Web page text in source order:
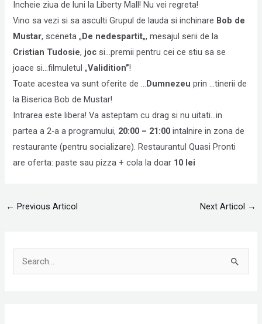
Incheie ziua de luni la Liberty Mall! Nu vei regreta!
Vino sa vezi si sa asculti Grupul de lauda si inchinare Bob de
Mustar, sceneta „ De nedespartit„, mesajul serii de la
Cristian Tudosie, joc si…premii pentru cei ce stiu sa se
joace si…filmuletul „Validition”!
Toate acestea va sunt oferite de … Dumnezeu prin …tinerii de
la Biserica Bob de Mustar!
Intrarea este libera! Va asteptam cu drag si nu uitati…in
partea a 2-a a programului, 20:00 – 21:00 intalnire in zona de
restaurante (pentru socializare). Restaurantul Quasi Pronti
are oferta: paste sau pizza + cola la doar 10 lei
← Previous Articol Next Articol →